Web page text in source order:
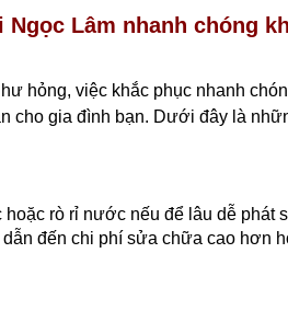
Lâm nhanh chóng
hỏng, việc khắc phục nhanh
cho gia đình bạn. Dưới đây là
rò rỉ nước nếu để lâu dễ phát
đến chi phí sửa chữa cao hơn